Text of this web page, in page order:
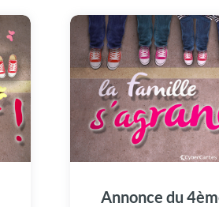
Annonce du